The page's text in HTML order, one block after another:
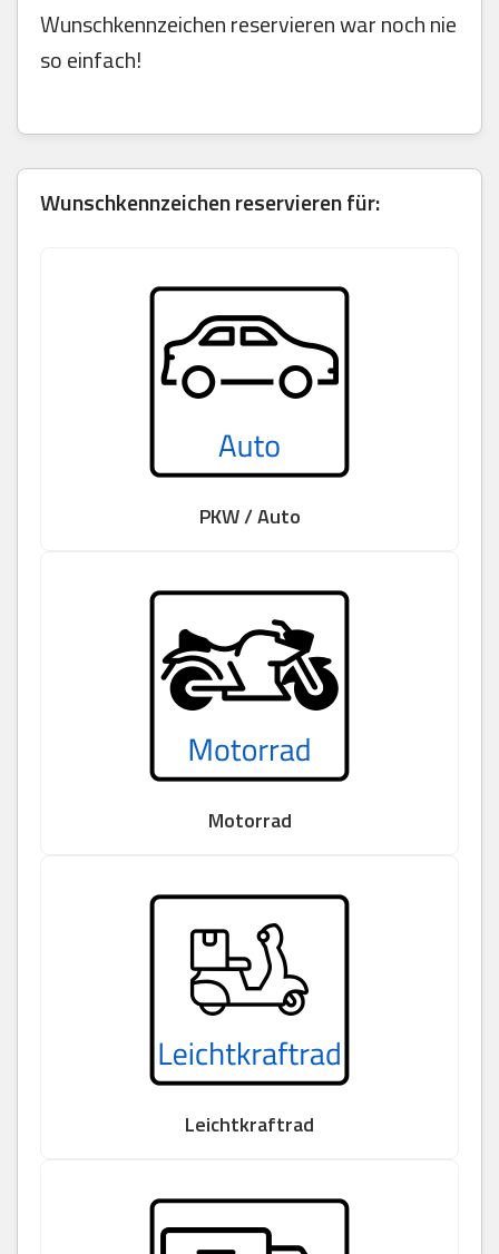
Wunschkennzeichen reservieren war noch nie
so einfach!
Wunschkennzeichen reservieren für:
PKW / Auto
Motorrad
Leichtkraftrad